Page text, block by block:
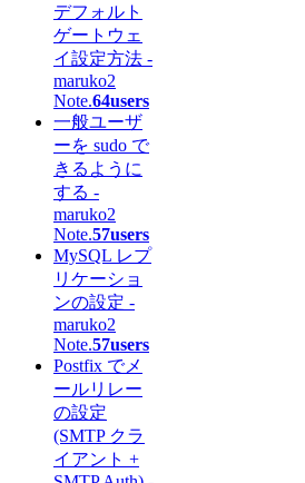
デフォルト
ゲートウェ
イ設定方法 -
maruko2
Note.64users
一般ユーザ
ーを sudo で
きるように
する -
maruko2
Note.57users
MySQL レプ
リケーショ
ンの設定 -
maruko2
Note.57users
Postfix でメ
ールリレー
の設定
(SMTP クラ
イアント +